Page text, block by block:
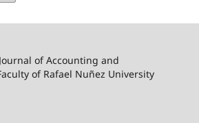
of Accounting and
of Rafael Nuñez University